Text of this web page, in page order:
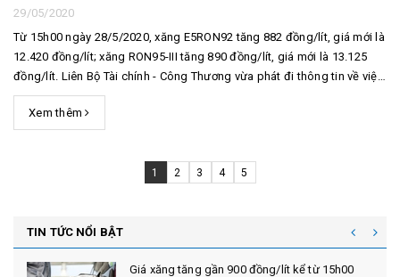
29/05/2020
Từ 15h00 ngày 28/5/2020, xăng E5RON92 tăng 882 đồng/lít, giá mới là
12.420 đồng/lít; xăng RON95-III tăng 890 đồng/lít, giá mới là 13.125
đồng/lít. Liên Bộ Tài chính - Công Thương vừa phát đi thông tin về việc
điều hành giá xăng dầu từ 15h ngày 28/5. Theo đó, Liên Bộ quyết định
trích lập Quỹ B...
Xem thêm
1 2 3 4 5
TIN TỨC NỔI BẬT
Giá xăng tăng gần 900 đồng/lít kể từ 15h00